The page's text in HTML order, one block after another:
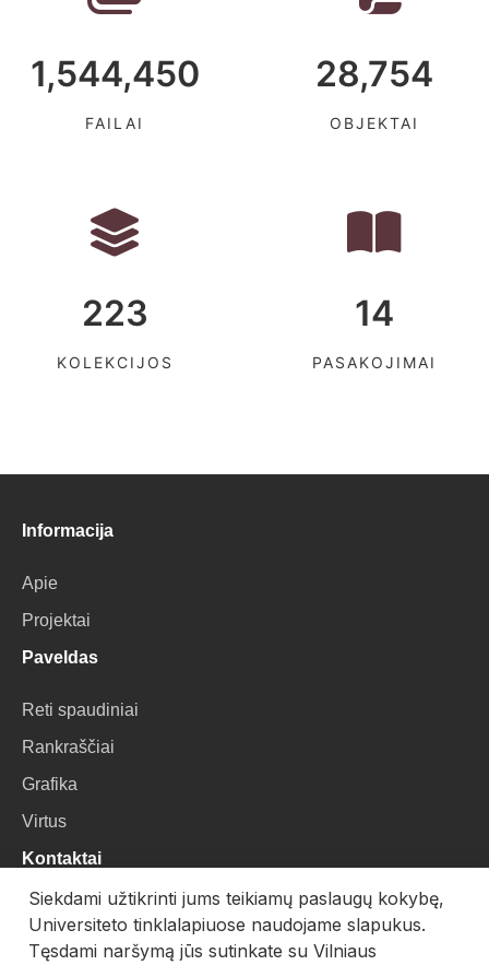
1,544,450
FAILAI
28,754
OBJEKTAI
223
KOLEKCIJOS
14
PASAKOJIMAI
Informacija
Apie
Projektai
Paveldas
Reti spaudiniai
Rankraščiai
Grafika
Virtus
Kontaktai
VU Biblioteka
Universiteto g. 3, LT-01122, Vilnius
Siekdami užtikrinti jums teikiamų paslaugų kokybę,
Universiteto tinklalapiuose naudojame slapukus.
Tęsdami naršymą jūs sutinkate su Vilniaus